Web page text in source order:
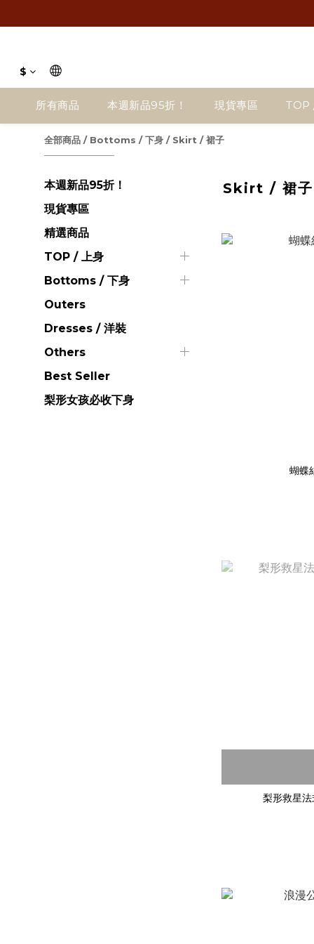
$
所有商品 本週新品95折！ 現貨專區 TOP
全部商品 / Bottoms / 下身 / Skirt / 裙子
本週新品95折！
現貨專區
精選商品
TOP / 上身
Bottoms / 下身
Outers
Dresses / 洋裝
Others
Best Seller
梨形女孩必收下身
Skirt / 裙子
蝴蝶
梨形救星